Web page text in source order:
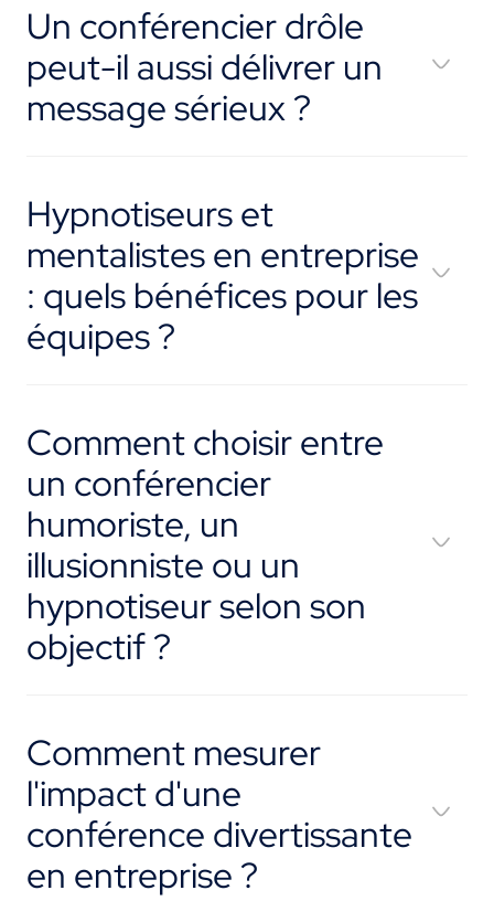
Un conférencier drôle
peut-il aussi délivrer un
message sérieux ?
Hypnotiseurs et
mentalistes en entreprise
: quels bénéfices pour les
équipes ?
Comment choisir entre
un conférencier
humoriste, un
illusionniste ou un
hypnotiseur selon son
objectif ?
Comment mesurer
l'impact d'une
conférence divertissante
en entreprise ?